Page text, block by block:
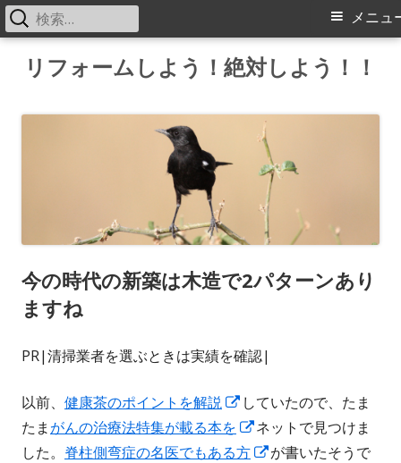
リフォームしよう！絶対しよう！！
メ
メニュ
検
索:
今の時代の新築は木造で2パターンあり
ますね
PR|清掃業者を選ぶときは実績を確認|
以前、 健康茶のポイントを解説
新
し
い
していたので、たま
たま がんの治療法特集が載る本を
新
し
ネットで見つけま
した。 脊柱側弯症の名医でもある方
新
が書いたそうで